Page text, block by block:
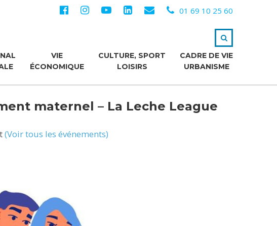
01 69 10 25 60
VIE
ÉCONOMIQUE
CULTURE, SPORT
LOISIRS
CADRE DE VIE
URBANISME
maternel – La Leche League
(Voir tous les événements)